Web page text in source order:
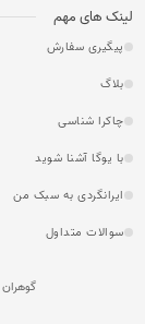
لینک های مهم
پیگیری سفارش
بلاگ
چاکرا شناسی
با یوگا آشنا شوید
ایرانگردی به سبک من
سوالات متداول